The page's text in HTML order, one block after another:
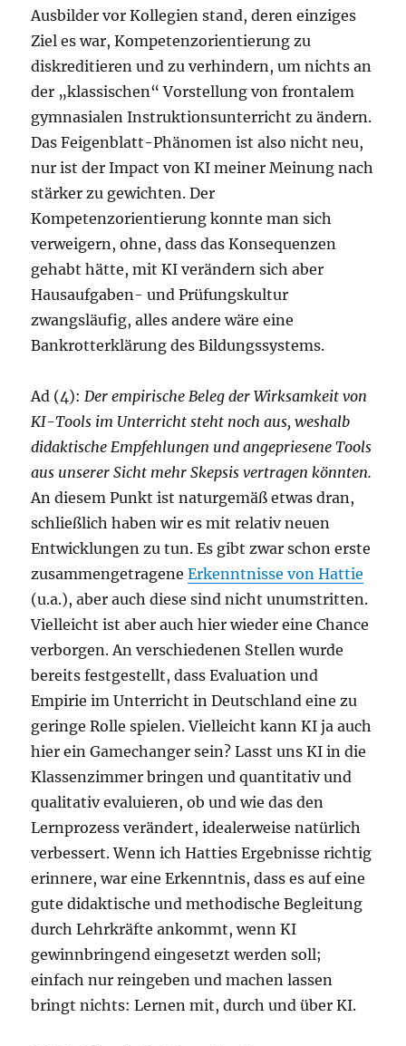
Ausbilder vor Kollegien stand, deren einziges
Ziel es war, Kompetenzorientierung zu
diskreditieren und zu verhindern, um nichts an
der „klassischen“ Vorstellung von frontalem
gymnasialen Instruktionsunterricht zu ändern.
Das Feigenblatt-Phänomen ist also nicht neu,
nur ist der Impact von KI meiner Meinung nach
stärker zu gewichten. Der
Kompetenzorientierung konnte man sich
verweigern, ohne, dass das Konsequenzen
gehabt hätte, mit KI verändern sich aber
Hausaufgaben- und Prüfungskultur
zwangsläufig, alles andere wäre eine
Bankrotterklärung des Bildungssystems.
Ad (4): Der empirische Beleg der Wirksamkeit von
KI-Tools im Unterricht steht noch aus, weshalb
didaktische Empfehlungen und angepriesene Tools
aus unserer Sicht mehr Skepsis vertragen könnten.
An diesem Punkt ist naturgemäß etwas dran,
schließlich haben wir es mit relativ neuen
Entwicklungen zu tun. Es gibt zwar schon erste
zusammengetrageneErkenntnisse von Hattie
(u.a.), aber auch diese sind nicht unumstritten.
Vielleicht ist aber auch hier wieder eine Chance
verborgen. An verschiedenen Stellen wurde
bereits festgestellt, dass Evaluation und
Empirie im Unterricht in Deutschland eine zu
geringe Rolle spielen. Vielleicht kann KI ja auch
hier ein Gamechanger sein? Lasst uns KI in die
Klassenzimmer bringen und quantitativ und
qualitativ evaluieren, ob und wie das den
Lernprozess verändert, idealerweise natürlich
verbessert. Wenn ich Hatties Ergebnisse richtig
erinnere, war eine Erkenntnis, dass es auf eine
gute didaktische und methodische Begleitung
durch Lehrkräfte ankommt, wenn KI
gewinnbringend eingesetzt werden soll;
einfach nur reingeben und machen lassen
bringt nichts: Lernen mit, durch und über KI.